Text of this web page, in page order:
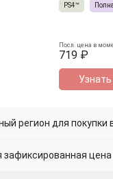
PS4™
Посл. цена в
719 ₽
регион для